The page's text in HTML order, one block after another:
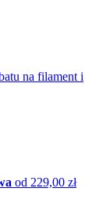
na filament i
od 229,00 zł